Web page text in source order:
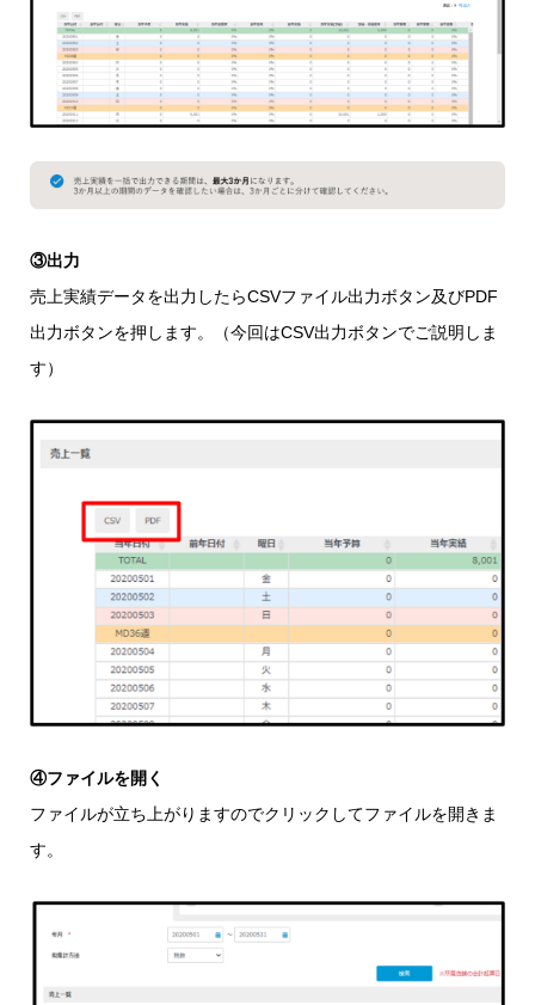
③出力
売上実績データを出力したらCSVファイル出力ボタン及びPDF
出力ボタンを押します。（今回はCSV出力ボタンでご説明しま
す）
④ファイルを開く
ファイルが立ち上がりますのでクリックしてファイルを開きま
す。